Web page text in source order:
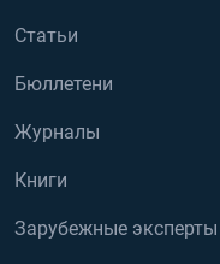
Статьи
Бюллетени
Журналы
Книги
Зарубежные эксперты